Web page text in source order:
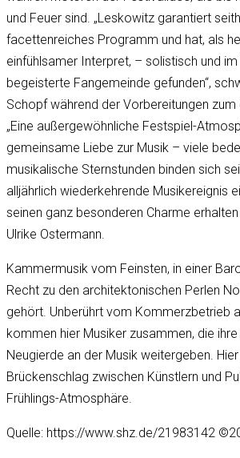
und Feuer sind. „Leskowitz garantiert
facettenreiches Programm und hat, als
einfühlsamer Interpret, – solistisch und
begeisterte Fangemeinde gefunden“,
Schopf während der Vorbereitungen zum
„Eine außergewöhnliche Festspiel-
gemeinsame Liebe zur Musik – viele
musikalische Sternstunden binden sich
alljährlich wiederkehrende Musikereignis
seinen ganz besonderen Charme
Ulrike Ostermann.
Kammermusik vom Feinsten, in einer
Recht zu den architektonischen Perlen
gehört. Unberührt vom Kommerzbetrieb
kommen hier Musiker zusammen, die ihre
Neugierde an der Musik weitergeben.
Brückenschlag zwischen Künstlern und
Frühlings-Atmosphäre.
Quelle: https://www.shz.de/21983142